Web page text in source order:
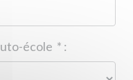
* :